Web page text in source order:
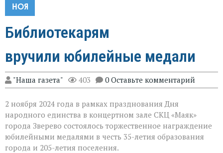
НОЯ
Библиотекарям
вручили юбилейные медали
"Наша газета" 403 0 Оставьте комментарий
2 ноября 2024 года в рамках празднования Дня
народного единства в концертном зале СКЦ «Маяк»
города Зверево состоялось торжественное награждение
юбилейными медалями в честь 35-летия образования
города и 205-летия поселения.